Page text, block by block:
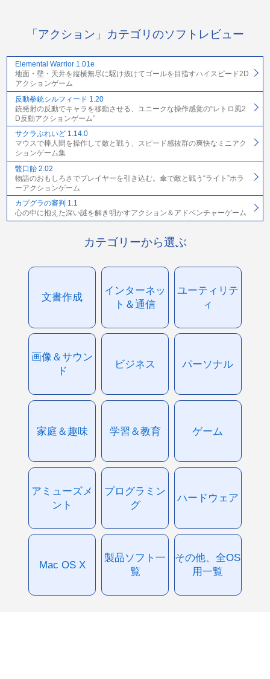
「アクション」カテゴリのソフトレビュー
Elemental Warrior 1.01e
地面・壁・天井を縦横無尽に駆け抜けてゴールを目指すハイスピード2D
アクションゲーム
反動拳銃シルフィード 1.20
銃発射の反動でキャラを移動させる、ユニークな操作感覚の“レトロ風2
D反動アクションゲーム”
サクラぶれいど 1.14.0
マウスで棒人間を操作して敵と戦う、スピード感抜群の爽快なミニアク
ションゲーム集
鼈口飴 2.02
物語のおもしろさでプレイヤーを引き込む。傘で敵と戦う“ライト”ホラ
ーアクションゲーム
カプグラの審判 1.1
心の中に抱えた深い謎を解き明かすアクション＆アドベンチャーゲーム
カテゴリーから選ぶ
文書作成
インターネッ
ト＆通信
ユーティリテ
ィ
画像＆サウン
ド
ビジネス パーソナル
家庭＆趣味 学習＆教育 ゲーム
アミューズメ
ント
プログラミン
グ
ハードウェア
Mac OS X
製品ソフト一
覧
その他、全OS
用一覧